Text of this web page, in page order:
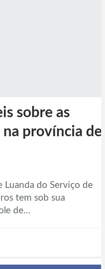
sobre as
na província de
Luanda do Serviço de
tem sob sua
de…